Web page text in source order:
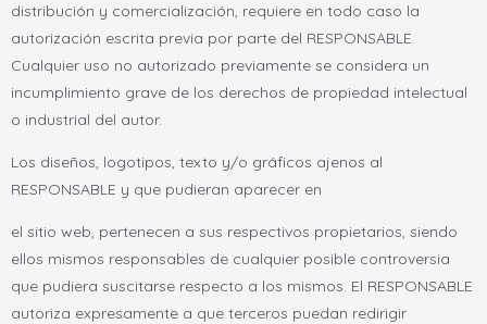
distribución y comercialización, requiere en todo caso la
autorización escrita previa por parte del RESPONSABLE.
Cualquier uso no autorizado previamente se considera un
incumplimiento grave de los derechos de propiedad intelectual
o industrial del autor.
Los diseños, logotipos, texto y/o gráficos ajenos al
RESPONSABLE y que pudieran aparecer en
el sitio web, pertenecen a sus respectivos propietarios, siendo
ellos mismos responsables de cualquier posible controversia
que pudiera suscitarse respecto a los mismos. El RESPONSABLE
autoriza expresamente a que terceros puedan redirigir